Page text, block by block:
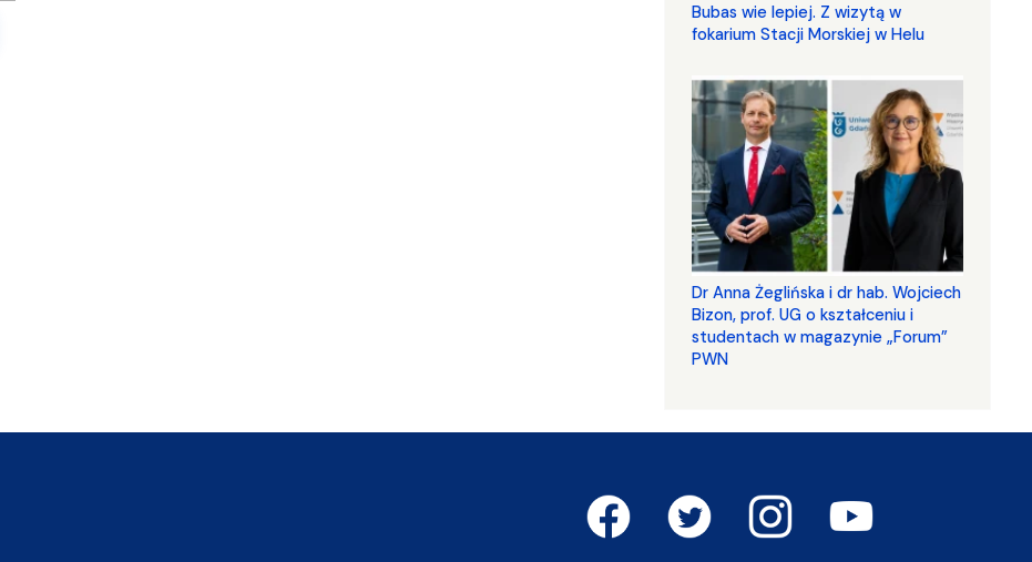
Bubas wie lepiej. Z wizytą w
fokarium Stacji Morskiej w Helu
​​​​​​​Dr Anna Żeglińska i dr hab. Wojciech
Bizon, prof. UG o kształceniu i
studentach w magazynie „Forum”
PWN